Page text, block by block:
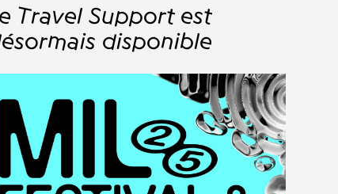
Travel Support est
disponible